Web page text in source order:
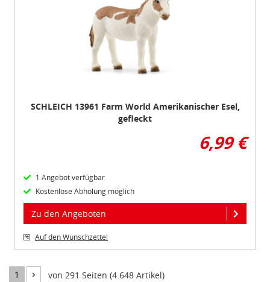
SCHLEICH 13961 Farm World Amerikanischer Esel,
gefleckt
6,99 €
1 Angebot verfügbar
Kostenlose Abholung möglich
Zu den Angeboten
Auf den Wunschzettel
1 von 291 Seiten (4.648 Artikel)